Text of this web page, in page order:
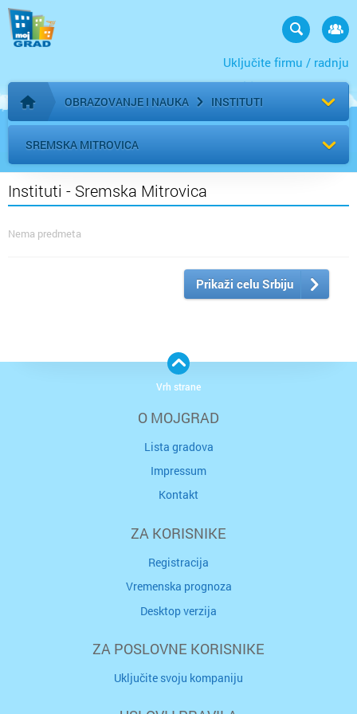
Uključite firmu / radnju
Početna stranica
OBRAZOVANJE I NAUKA INSTITUTI
SREMSKA MITROVICA
Instituti - Sremska Mitrovica
Nema predmeta
Prikaži celu Srbiju
O MOJGRAD
Lista gradova
Impressum
Kontakt
ZA KORISNIKE
Registracija
Vremenska prognoza
Desktop verzija
ZA POSLOVNE KORISNIKE
Uključite svoju kompaniju
Vrh strane